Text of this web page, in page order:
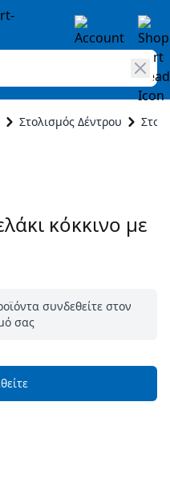
Στολισμός Δέντρου
κόκκινο με
συνδεθείτε στον
σας